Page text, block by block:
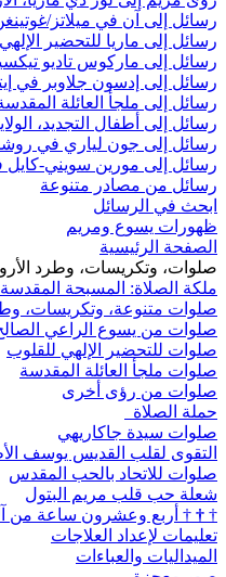
رسائل إلى آن في ميلاتز/
رسائل إلى ماريا للتحضير الإلهي
رسائل إلى ماركوس تاديو
رسائل إلى إدسون جلاوبر في
رسائل إلى ملجأ العائلة
رسائل إلى أطفال التجديد،
رسائل إلى جون لياري في
رسائل إلى مورين سويني-كايل
رسائل من مصادر متنوعة
ابحث في الرسائل
ظهورات يسوع ومريم
الصفحة الرئيسية
صلوات، وتكريسات، وطرد
ملكة الصلاة: المسبحة المقدسة
صلوات متنوعة، وتكريسات،
صلوات من يسوع الراعي
صلوات للتحضير الإلهي للقلوب
صلوات ملجأ العائلة المقدسة
صلوات من رؤى أخرى
حملة الصلاة
صلوات سيدة جاكاريهي
التقوى لقلب القديس يوسف
صلوات للاتحاد بالحب المقدس
شعلة حب قلب مريم البتول
†
†
† أربع وعشرون ساعة من
تعليمات لإعداد العلاجات
الميداليات والعباءات